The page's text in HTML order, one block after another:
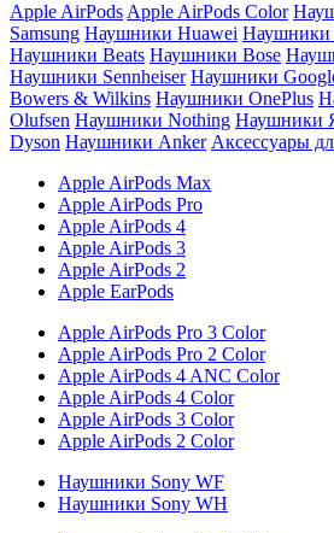
Apple AirPods Apple AirPods Color
Samsung Наушники Huawei Наушники
Наушники Beats Наушники Bose
Наушники Sennheiser Наушники
Bowers & Wilkins Наушники OnePlus
Olufsen Наушники Nothing Наушники
Dyson Наушники Anker Аксессуары
Apple AirPods Max
Apple AirPods Pro
Apple AirPods 4
Apple AirPods 3
Apple AirPods 2
Apple EarPods
Apple AirPods Pro 3 Color
Apple AirPods Pro 2 Color
Apple AirPods 4 ANC Color
Apple AirPods 4 Color
Apple AirPods 3 Color
Apple AirPods 2 Color
Наушники Sony WF
Наушники Sony WH